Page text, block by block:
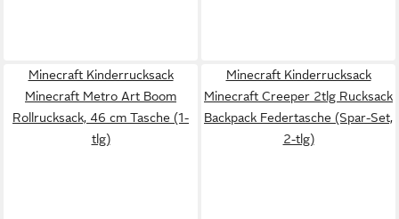
Minecraft Kinderrucksack
Minecraft Metro Art Boom
Rollrucksack, 46 cm Tasche (1-
tlg)
Minecraft Kinderrucksack
Minecraft Creeper 2tlg Rucksack
Backpack Federtasche (Spar-Set,
2-tlg)